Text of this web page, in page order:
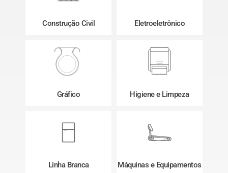
Construção Civil Eletroeletrônico
Gráfico Higiene e Limpeza
Linha Branca Máquinas e Equipamentos